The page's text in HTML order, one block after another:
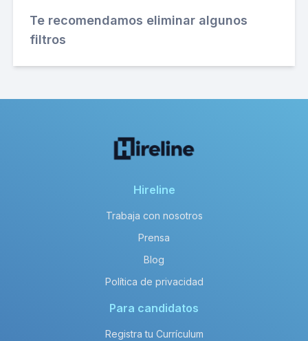
Te recomendamos eliminar algunos
filtros
Hireline
Trabaja con nosotros
Prensa
Blog
Política de privacidad
Para candidatos
Registra tu Currículum